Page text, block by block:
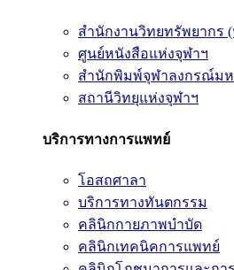
สำนักงานวิทยทรัพยากร
ศูนย์หนังสือแห่งจุฬาฯ
สำนักพิมพ์จุฬาลงกรณ์มห
สถานีวิทยุแห่งจุฬาฯ
บริการทางการแพทย์
โอสถศาลา
บริการทางทันตกรรม
คลินิกกายภาพบำบัด
คลินิกเทคนิคการแพทย์